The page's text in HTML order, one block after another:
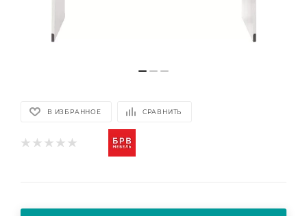
В ИЗБРАННОЕ СРАВНИТЬ